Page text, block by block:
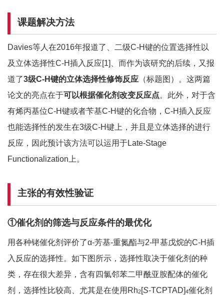
课题解决方法
Davies等人在2016年报道了、二级C-H键的位置选择性以
及立体选择性C-H插入反应[1]、而作为该研究的后续，又报
道了3级C-H键的立体选择性修饰反应 （标题图）。这两篇
论文的亮点在于可以根据催化剂改变反应点。此外，对于含
有烯丙基位C-H键或者苄基C-H键的化合物，C-H插入反应
也能选择性的发生在3级C-H键上，并且是立体选择的进行
反应，因此预计该方法可以运用于Late-Stage
Functionalization上。
主张的有效性验证
①催化剂的筛选与反应条件的最优化
用各种铑催化剂评价了α-芳基-重氮酯与2-甲基戊烷的C-H插
入反应的选择性。如下图所示，选择性取决于催化剂的种
类，存在很大差异，含有四氯邻苯二甲酰亚胺配体的催化
剂，选择性比较高、尤其是在使用Rh2[S-TCPTAD]4催化剂